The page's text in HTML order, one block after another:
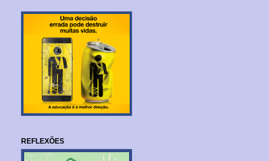
REFLEXÕES